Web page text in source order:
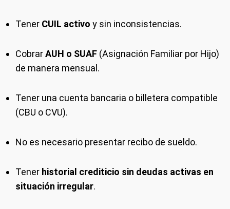
Tener CUIL activo y sin inconsistencias.
CobrarAUH o SUAF (Asignación Familiar por Hijo)
de manera mensual.
Tener una cuenta bancaria o billetera compatible
(CBU o CVU).
No es necesario presentar recibo de sueldo.
Tener historial crediticio sin deudas activas en
situación irregular.